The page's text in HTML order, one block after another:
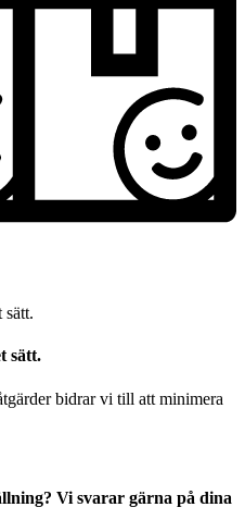
sätt.
bidrar vi till att minimera
Vi svarar gärna på dina